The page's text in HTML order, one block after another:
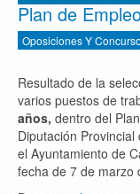
Plan de
Oposiciones Y
Resultado de la
varios puestos de
años, dentro del
Diputación
el Ayuntamiento de
fecha de 7 de marzo